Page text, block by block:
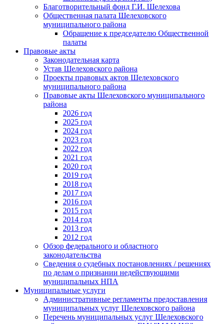
Благотворительный фонд Г.И. Шелехова
Общественная палата Шелеховского
муниципального района
Обращение к председателю Общественной
палаты
Правовые акты
Законодательная карта
Устав Шелеховского района
Проекты правовых актов Шелеховского
муниципального района
Правовые акты Шелеховского муниципального
района
2026 год
2025 год
2024 год
2023 год
2022 год
2021 год
2020 год
2019 год
2018 год
2017 год
2016 год
2015 год
2014 год
2013 год
2012 год
Обзор федерального и областного
законодательства
Сведения о судебных постановлениях / решениях
по делам о признании недействующими
муниципальных НПА
Муниципальные услуги
Административные регламенты предоставления
муниципальных услуг Шелеховского района
Перечень муниципальных услуг Шелеховского